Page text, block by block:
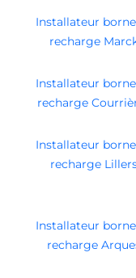
Installateur
recharge
Installateur
recharge
Installateur
recharge
Installateur
recharge